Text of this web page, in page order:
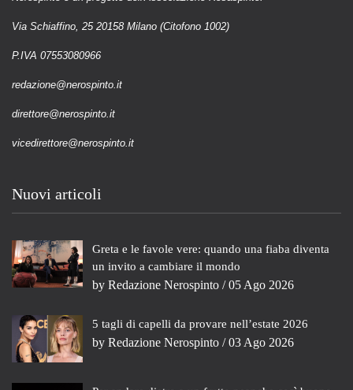
Via Schiaffino, 25 20158 Milano (Citofono 1002)
P.IVA 07553080966
redazione@nerospinto.it
direttore@nerospinto.it
vicedirettore@nerospinto.it
Nuovi articoli
Greta e le favole vere: quando una fiaba diventa
un invito a cambiare il mondo
by Redazione Nerospinto / 05 Ago 2026
5 tagli di capelli da provare nell’estate 2026
by Redazione Nerospinto / 03 Ago 2026